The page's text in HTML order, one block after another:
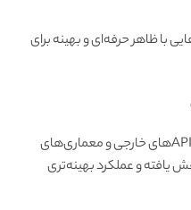
با ظاهر حرفه‌ای و بهینه برای
با قابلیت تولید خودکار کدهای مرتبط با APIهای خارجی و معماری‌های
یافته و عملکرد بهینه‌تری